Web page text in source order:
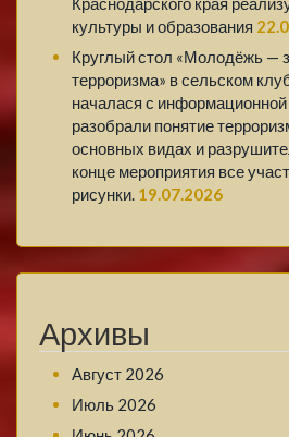
культуры и образования
Круглый стол «Молодёжь —
терроризма» в сельском
началася с
разобрали понятие
основных видах и
конце мероприятия все
рисунки. 19.07.2026
Архивы
Август 2026
Июль 2026